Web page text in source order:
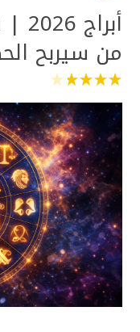
من سيربح